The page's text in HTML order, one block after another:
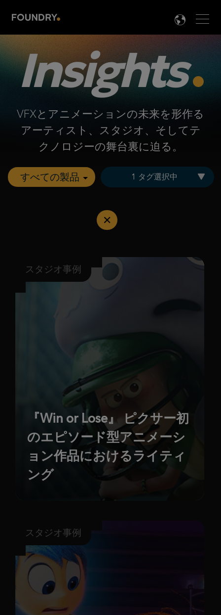

Insights
VFXとアニメーションの未来を形作る
アーティスト、スタジオ、そしてテ
クノロジーの舞台裏に迫る。
1 タグ選択中
スタジオ事例
『Win or Lose』 ピクサー初
のエピソード型アニメーシ
ョン作品におけるライティ
ング
スタジオ事例